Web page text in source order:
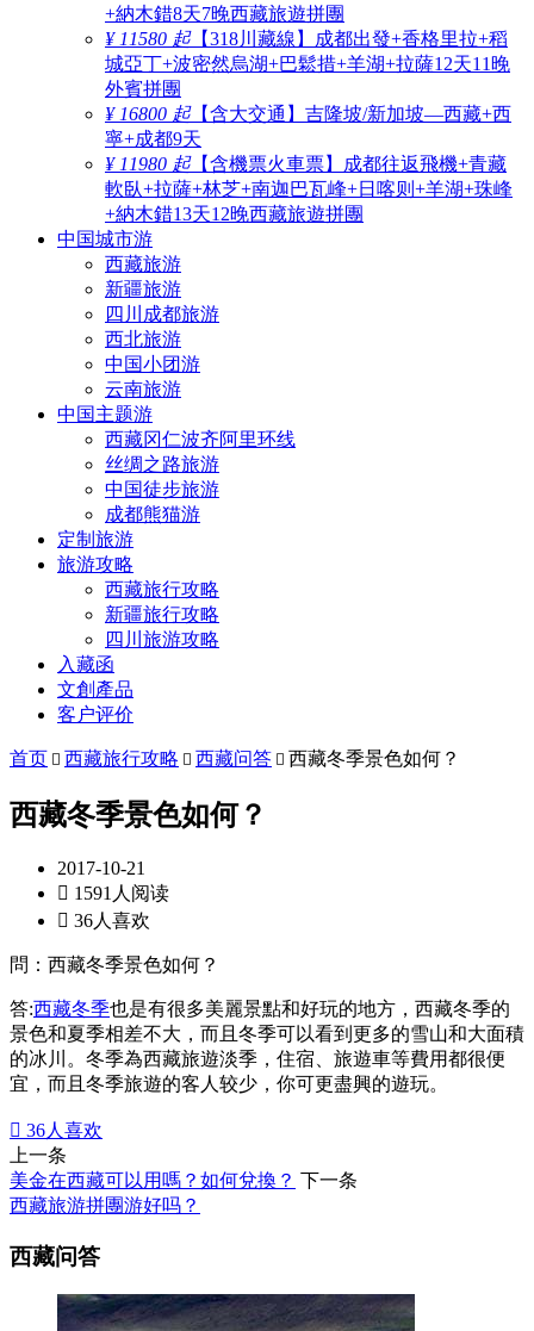
+納木錯8天7晚西藏旅遊拼團
¥ 11580 起【318川藏線】成都出發+香格里拉+稻
城亞丁+波密然烏湖+巴鬆措+羊湖+拉薩12天11晚
外賓拼團
¥ 16800 起【含大交通】吉隆坡/新加坡—西藏+西
寧+成都9天
¥ 11980 起【含機票火車票】成都往返飛機+青藏
軟臥+拉薩+林芝+南迦巴瓦峰+日喀则+羊湖+珠峰
+納木錯13天12晚西藏旅遊拼團
中国城市游
西藏旅游
新疆旅游
四川成都旅游
西北旅游
中国小团游
云南旅游
中国主题游
西藏冈仁波齐阿里环线
丝绸之路旅游
中国徒步旅游
成都熊猫游
定制旅游
旅游攻略
西藏旅行攻略
新疆旅行攻略
四川旅游攻略
入藏函
文創產品
客户评价
首页  西藏旅行攻略  西藏问答  西藏冬季景色如何？
西藏冬季景色如何？
2017-10-21
 1591人阅读
 36人喜欢
問：西藏冬季景色如何？
答:西藏冬季也是有很多美麗景點和好玩的地方，西藏冬季的
景色和夏季相差不大，而且冬季可以看到更多的雪山和大面積
的冰川。冬季為西藏旅遊淡季，住宿、旅遊車等費用都很便
宜，而且冬季旅遊的客人较少，你可更盡興的遊玩。
 36人喜欢
上一条
美金在西藏可以用嗎？如何兌換？ 下一条
西藏旅游拼團游好吗？
西藏问答